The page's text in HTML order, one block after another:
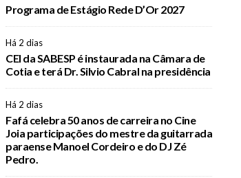
Programa de Estágio Rede D’Or 2027
Há 2 dias
CEI da SABESP é instaurada na Câmara de
Cotia e terá Dr. Silvio Cabral na presidência
Há 2 dias
Fafá celebra 50 anos de carreira no Cine
Joia participações do mestre da guitarrada
paraense Manoel Cordeiro e do DJ Zé
Pedro.